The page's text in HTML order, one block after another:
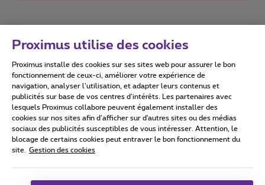
Conditions d'utilisation Accessibility statement
Tous droits réservés. © 2026 Proximus
Conditions générales, info consommateur
Proximus utilise des cookies
Proximus installe des cookies sur ses sites web pour assurer le bon
fonctionnement de ceux-ci, améliorer votre expérience de
navigation, analyser l’utilisation, et adapter leurs contenus et
publicités sur base de vos centres d’intérêts. Les partenaires avec
lesquels Proximus collabore peuvent également installer des
cookies sur nos sites afin d’afficher sur d'autres sites ou des médias
sociaux des publicités susceptibles de vous intéresser. Attention, le
blocage de certains cookies peut entraver le bon fonctionnement du
site.
Gestion des cookies